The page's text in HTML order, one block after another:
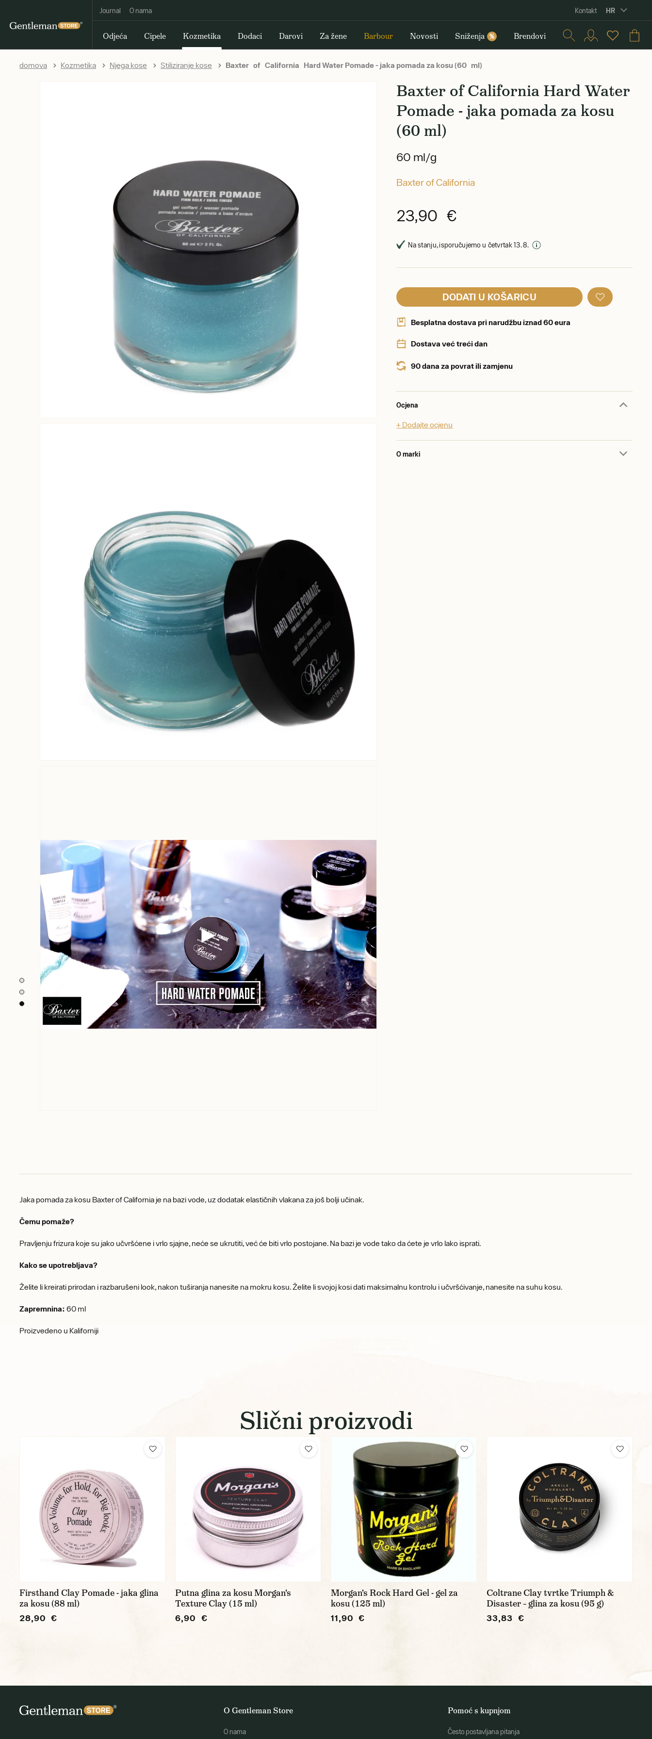
Journal O nama Kontakt HR
Odjeća Cipele Kozmetika Dodaci Darovi Za žene Barbour Novosti Sniženja % Brendovi
domova Kozmetika Njega kose Stiliziranje kose Baxter of California Hard Water Pomade - jaka pomada za kosu (60 ml)
Baxter of California Hard Water
Pomade - jaka pomada za kosu
(60 ml)
60 ml/g
Baxter of California
23,90 €
Na stanju, isporučujemo u četvrtak 13. 8.
DODATI U KOŠARICU
Besplatna dostava pri narudžbu iznad 60 eura
Dostava već treći dan
90 dana za povrat ili zamjenu
Ocjena
+ Dodajte ocjenu
O marki
Jaka pomada za kosu Baxter of California je na bazi vode, uz dodatak elastičnih vlakana za još bolji učinak.
Čemu pomaže?
Pravljenju frizura koje su jako učvršćene i vrlo sjajne, neće se ukrutiti, već će biti vrlo postojane. Na bazi je vode tako da ćete je vrlo lako isprati.
Kako se upotrebljava?
Želite li kreirati prirodan i razbarušeni look, nakon tuširanja nanesite na mokru kosu. Želite li svojoj kosi dati maksimalnu kontrolu i učvršćivanje, nanesite na suhu kosu.
Zapremnina: 60 ml
Proizvedeno u Kaliforniji
Slični proizvodi
Firsthand Clay Pomade - jaka glina
za kosu (88 ml)
28,90 €
Putna glina za kosu Morgan's
Texture Clay (15 ml)
6,90 €
Morgan's Rock Hard Gel - gel za
kosu (125 ml)
11,90 €
Coltrane Clay tvrtke Triumph &
Disaster – glina za kosu (95 g)
33,83 €
O Gentleman Store
O nama
Pomoć s kupnjom
Često postavljana pitanja